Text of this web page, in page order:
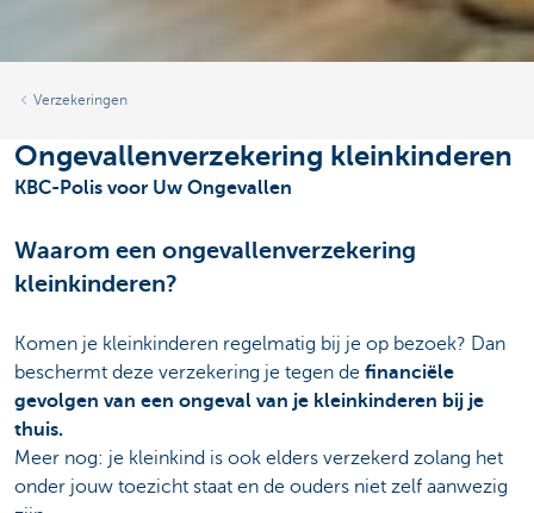
Verzekeringen
Ongevallenverzekering kleinkinderen
KBC-Polis voor Uw Ongevallen
Waarom een ongevallenverzekering
kleinkinderen?
Komen je kleinkinderen regelmatig bij je op bezoek? Dan
beschermt deze verzekering je tegen de financiële
gevolgen van een ongeval van je kleinkinderen bij je
thuis.
Meer nog: je kleinkind is ook elders verzekerd zolang het
onder jouw toezicht staat en de ouders niet zelf aanwezig